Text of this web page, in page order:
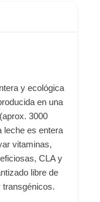
y ecológica
en una
(aprox. 3000
leche es entera
vitaminas,
CLA y
libre de